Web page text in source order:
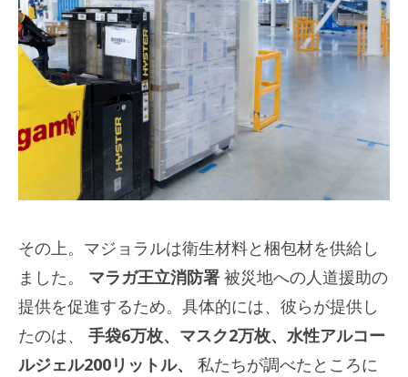
その上。マジョラルは衛生材料と梱包材を供給し
ました。
マラガ王立消防署 被災地への人道援助の
提供を促進するため。具体的には、彼らが提供し
たのは、 手袋6万枚、マスク2万枚、水性アルコー
ルジェル200リットル、 私たちが調べたところに